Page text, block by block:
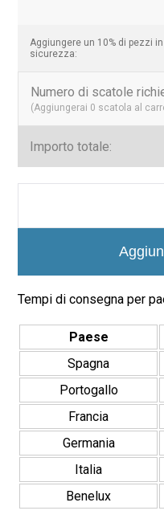
Aggiungere un 10% di pezzi
sicurezza:
Numero di scatole
(Aggiungerai 0 scatola al
Importo totale:
quantità
Tempi di consegna per
Paese
Spagna
Portogallo
Francia
Germania
Italia
Benelux